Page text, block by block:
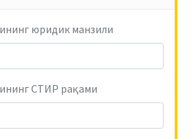
юридик манзили
СТИР рақами